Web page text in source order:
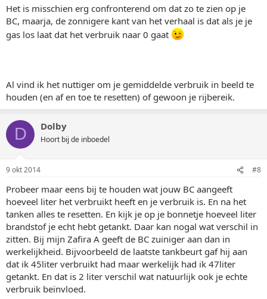
Het is misschien erg confronterend om dat zo te zien op je
BC, maarja, de zonnigere kant van het verhaal is dat als je je
gas los laat dat het verbruik naar 0 gaat
Al vind ik het nuttiger om je gemiddelde verbruik in beeld te
houden (en af en toe te resetten) of gewoon je rijbereik.
D Dolby
Hoort bij de inboedel
9 okt 2014 #8
Probeer maar eens bij te houden wat jouw BC aangeeft
hoeveel liter het verbruikt heeft en je verbruik is. En na het
tanken alles te resetten. En kijk je op je bonnetje hoeveel liter
brandstof je echt hebt getankt. Daar kan nogal wat verschil in
zitten. Bij mijn Zafira A geeft de BC zuiniger aan dan in
werkelijkheid. Bijvoorbeeld de laatste tankbeurt gaf hij aan
dat ik 45liter verbruikt had maar werkelijk had ik 47liter
getankt. En dat is 2 liter verschil wat natuurlijk ook je echte
verbruik beïnvloed.